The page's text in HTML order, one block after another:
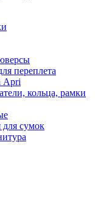
переплета
Apri
кольца, рамки
для сумок